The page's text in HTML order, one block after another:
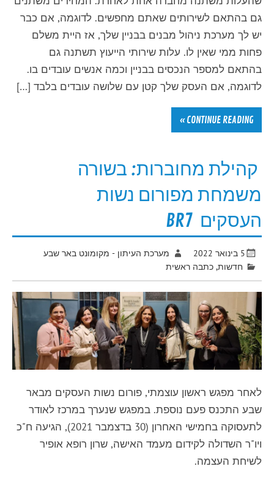
גם בהתאם לשירותים שאתם מחפשים. לדוגמה, אם כבר
יש לך מערכת ניהול מבנים בבניין שלך, אז היית משלם
פחות ממי שאין לו. עלות שירותי הייעוץ תשתנה גם
בהתאם למספר הנכסים בבניין וכמה אנשים עובדים בו.
לדוגמה, אם העסק שלך קטן עם שלושה עובדים בלבד […]
CONTINUE READING »
קהילת מחוברות: בשורה
משמחת מפורום נשות
העסקים BR7
5 בינואר 2022
מערכת העיתון - מקומונט באר שבע
חדשות,כתבה ראשית
לאחר מפגש ראשון עוצמתי, פורום נשות העסקים מבאר
שבע התכנס פעם נוספת. במפגש שנערך במרכז לאודר
לתעסוקה בחמישי האחרון (30 בדצמבר 2021), הגיעה ח"כ
ויו"ר השדולה לקידום מעמד האישה, שרון רופא אופיר
לשיחת העצמה.